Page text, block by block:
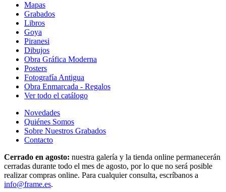
Mapas
Grabados
Libros
Goya
Piranesi
Dibujos
Obra Gráfica Moderna
Posters
Fotografía Antigua
Obra Enmarcada - Regalos
Ver todo el catálogo
Novedades
Quiénes Somos
Sobre Nuestros Grabados
Contacto
Cerrado en agosto: nuestra galería y la tienda online permanecerán
cerradas durante todo el mes de agosto, por lo que no será posible
realizar compras online. Para cualquier consulta, escríbanos a
info@frame.es.